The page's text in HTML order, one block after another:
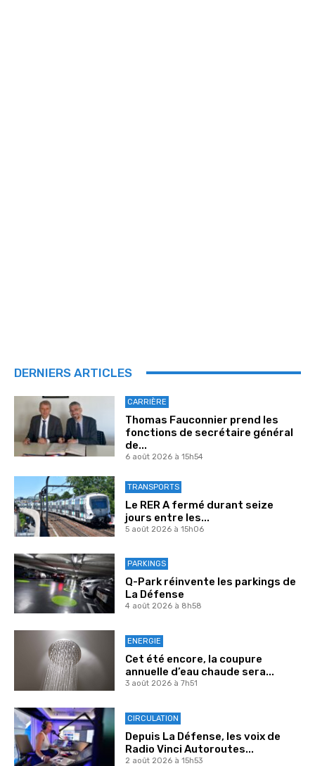
DERNIERS ARTICLES
CARRIÈRE
Thomas Fauconnier prend les
fonctions de secrétaire général
de...
6 août 2026 à 15h54
TRANSPORTS
Le RER A fermé durant seize
jours entre les...
5 août 2026 à 15h06
PARKINGS
Q-Park réinvente les parkings de
La Défense
4 août 2026 à 8h58
ENERGIE
Cet été encore, la coupure
annuelle d’eau chaude sera...
3 août 2026 à 7h51
CIRCULATION
Depuis La Défense, les voix de
Radio Vinci Autoroutes...
2 août 2026 à 15h53